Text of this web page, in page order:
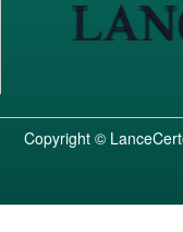
Copyright ©